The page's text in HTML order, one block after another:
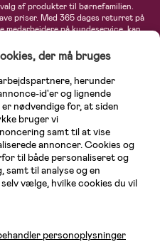
af produkter til børnefamilien.
priser. Med 365 dages returret på
medarbejdere på kundeservice, kan
produkter til gravide og ammende
babyudstyr og meget mere. Vi
som Britax, Maxi-Cosi, Baby
Ergobaby, Phillips Avent, Neonate,
- et kæmpe sortiment venter på dig!
der må bruges
herunder
id'er og lignende
nødvendige for, at siden
bruger vi
samt til at vise
annoncer. Cookies og
til både personaliseret og
samt til analyse og en
vælge, hvilke cookies du vil
personoplysninger